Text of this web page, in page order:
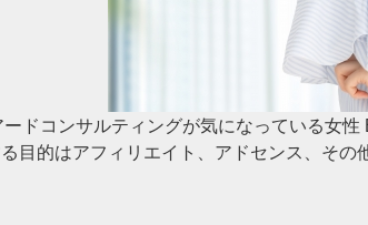
ードコンサルティングが気になっている女性
目的はアフィリエイト、アドセンス、その